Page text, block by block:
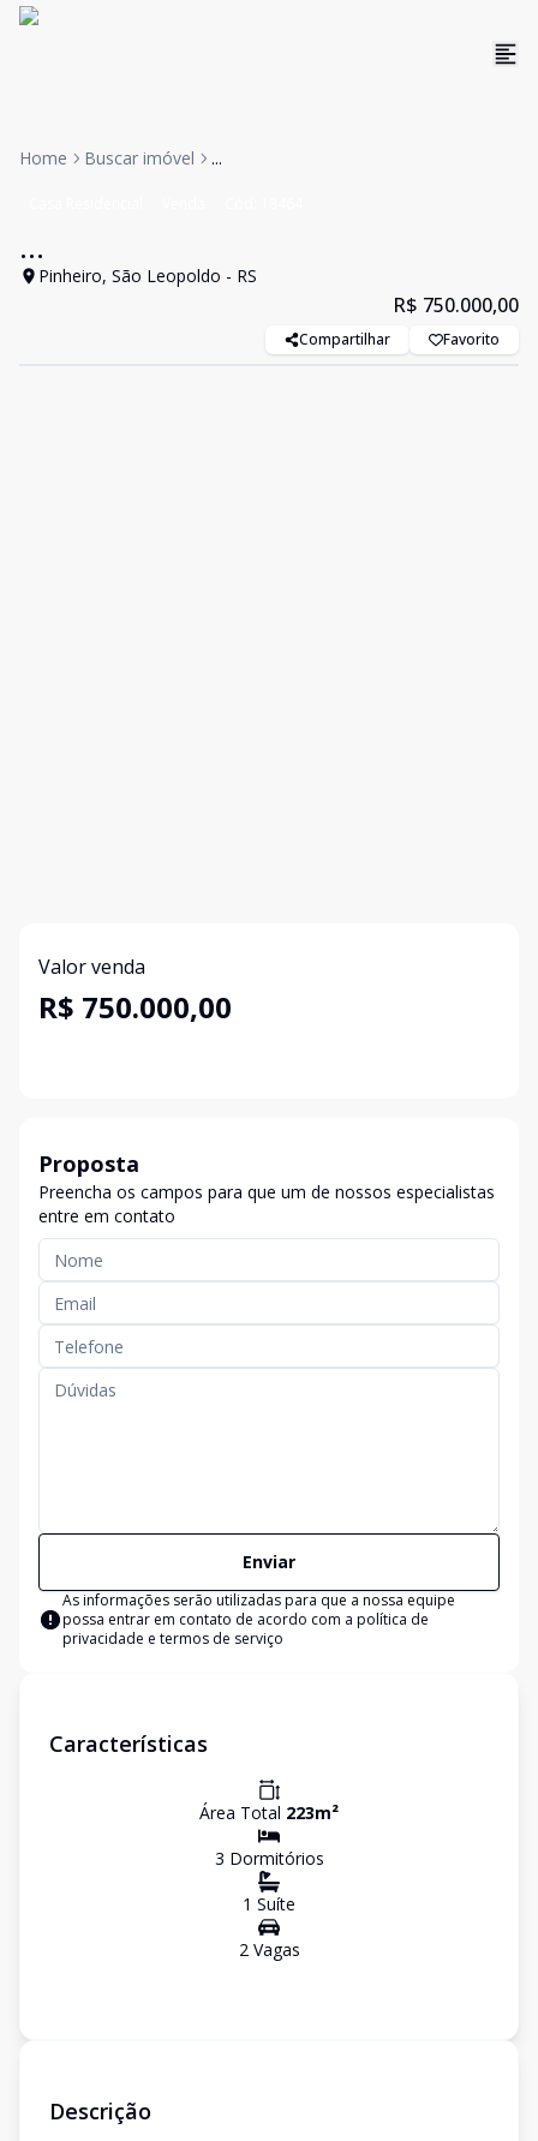
Home Buscar imóvel ...
...
Pinheiro, São Leopoldo - RS
R$ 750.000,00
Compartilhar Favorito
Valor venda
R$ 750.000,00
Proposta
Preencha os campos para que um de nossos especialistas
entre em contato
Enviar
As informações serão utilizadas para que a nossa equipe
possa entrar em contato de acordo com a política de
privacidade e termos de serviço
Características
Área Total 223m²
3 Dormitórios
1 Suíte
2Vagas
Descrição